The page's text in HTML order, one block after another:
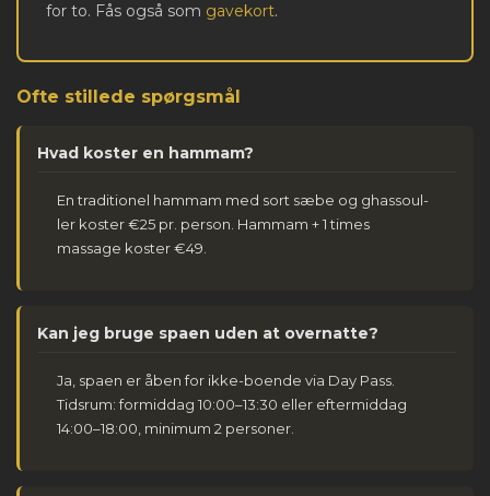
for to. Fås også som gavekort.
Ofte stillede spørgsmål
Hvad koster en hammam?
En traditionel hammam med sort sæbe og ghassoul-
ler koster €25 pr. person. Hammam + 1 times
massage koster €49.
Kan jeg bruge spaen uden at overnatte?
Ja, spaen er åben for ikke-boende via Day Pass.
Tidsrum: formiddag 10:00–13:30 eller eftermiddag
14:00–18:00, minimum 2 personer.